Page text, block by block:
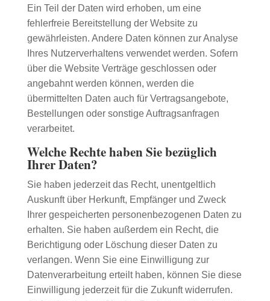
Ein Teil der Daten wird erhoben, um eine
fehlerfreie Bereitstellung der Website zu
gewährleisten. Andere Daten können zur Analyse
Ihres Nutzerverhaltens verwendet werden. Sofern
über die Website Verträge geschlossen oder
angebahnt werden können, werden die
übermittelten Daten auch für Vertragsangebote,
Bestellungen oder sonstige Auftragsanfragen
verarbeitet.
Welche Rechte haben Sie bezüglich
Ihrer Daten?
Sie haben jederzeit das Recht, unentgeltlich
Auskunft über Herkunft, Empfänger und Zweck
Ihrer gespeicherten personenbezogenen Daten zu
erhalten. Sie haben außerdem ein Recht, die
Berichtigung oder Löschung dieser Daten zu
verlangen. Wenn Sie eine Einwilligung zur
Datenverarbeitung erteilt haben, können Sie diese
Einwilligung jederzeit für die Zukunft widerrufen.